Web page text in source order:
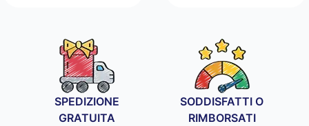
SPEDIZIONE
GRATUITA
SODDISFATTI O
RIMBORSATI